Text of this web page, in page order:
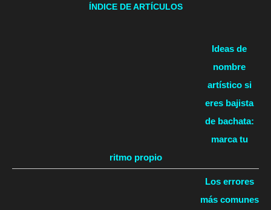
ÍNDICE DE ARTÍCULOS
Ideas de
nombre
artístico si
eres bajista
de bachata:
marca tu
ritmo propio
Los errores
más comunes